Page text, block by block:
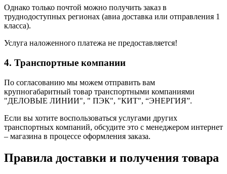
Однако только почтой можно получить заказ в
труднодоступных регионах (авиа доставка или отправления 1
класса).
Услуга наложенного платежа не предоставляется!
4. Транспортные компании
По согласованию мы можем отправить вам
крупногабаритный товар транспортными компаниями
"ДЕЛОВЫЕ ЛИНИИ", " ПЭК", "КИТ", “ЭНЕРГИЯ”.
Если вы хотите воспользоваться услугами других
транспортных компаний, обсудите это с менеджером интернет
– магазина в процессе оформления заказа.
Правила доставки и получения товара